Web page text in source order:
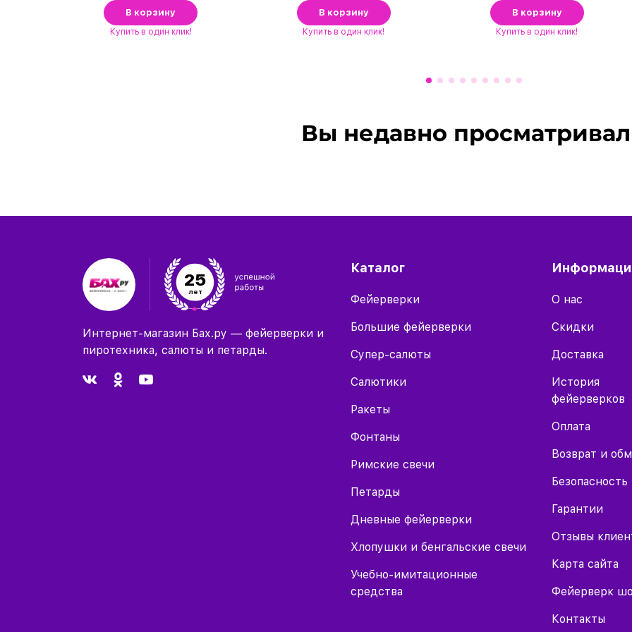
В корзину
Купить в один клик!
В корзину
Купитьв один клик!
В корзину
Купить в один клик!
Вы недавно
25
лет
Интернет-магазин Бах.ру — фейерверки и
пиротехника, салюты и петарды.
Каталог
Фейерверки
Большие фейерверки
Супер-салюты
Салютики
Ракеты
Фонтаны
Римские свечи
Петарды
Дневные фейерверки
Хлопушки и бенгальские свечи
Учебно-имитационные
средства
О нас
Скидки
Доставка
История
фейерверков
Оплата
Возврат и
Безопасность
Гарантии
Отзывы
Карта сайта
Фейерверк
Контакты